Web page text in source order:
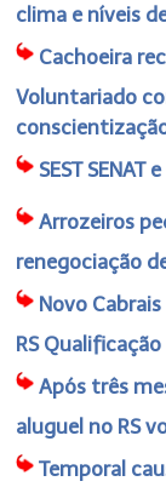
clima e níveis
Cachoeira
Voluntariado
SEST
Arrozeiros
renegociação
Novo
RS
Após três
aluguel no RS
Temporal